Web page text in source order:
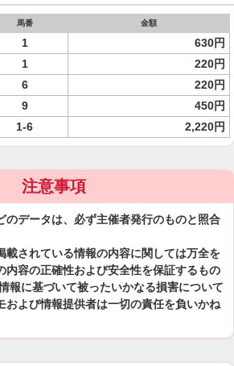
馬番 金額
1 630円
1
220円
6
220円
9
450円
1-6 2,220円
注意事項
のデータは、必ず主催者発行のものと照合
載されている情報の内容に関しては万全を
内容の正確性および安全性を保証するもの
報に基づいて被ったいかなる損害について
および情報提供者は一切の責任を負いかね